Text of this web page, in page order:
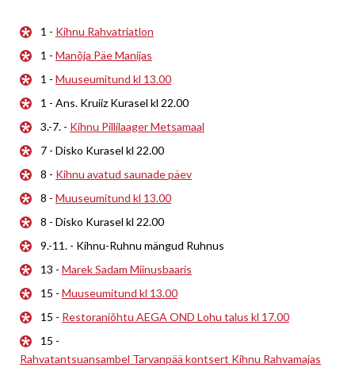
1 - Kihnu Rahvatriatlon
1 - Manõja Päe Manijas
1 - Muuseumitund kl 13.00
1 - Ans. Kruiiz Kurasel kl 22.00
3.-7. - Kihnu Pillilaager Metsamaal
7 - Disko Kurasel kl 22.00
8 - Kihnu avatud saunade päev
8 - Muuseumitund kl 13.00
8 - Disko Kurasel kl 22.00
9.-11. - Kihnu-Ruhnu mängud Ruhnus
13 - Marek Sadam Miinusbaaris
15 - Muuseumitund kl 13.00
15 - Restoraniõhtu AEGA OND Lohu talus kl 17.00
15 -
Rahvatantsuansambel Tarvanpää kontsert Kihnu Rahvamajas